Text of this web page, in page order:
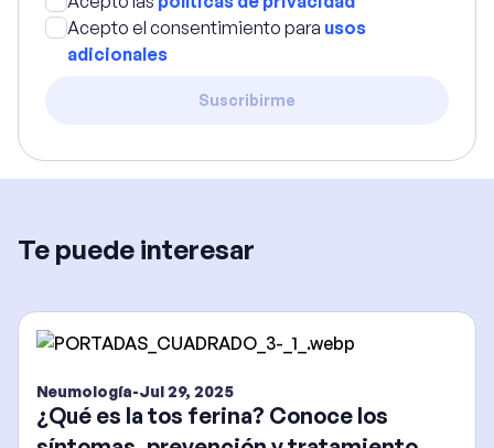
Acepto el consentimiento para usos
adicionales
Suscribirme
Te puede interesar
Neumología-Jul 29, 2025
¿Qué es la tos ferina? Conoce los